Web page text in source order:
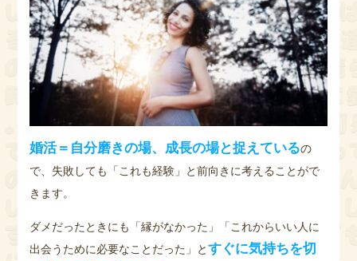
婚活＝自分磨きの場、成長の場と捉えているの
で、失敗しても「これも経験」と前向きに考えることがで
きます。
ダメだったときにも「縁がなかった」「これからいい人に
出会うために必要なことだった」とすぐに気持ちを切